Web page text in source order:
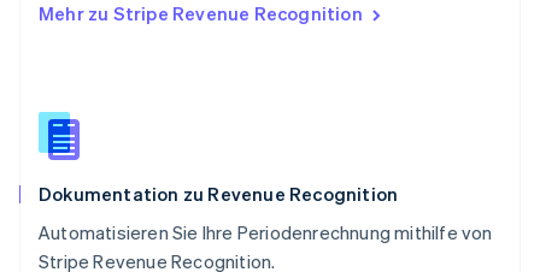
Mehr zu Stripe Revenue Recognition
Dokumentation zu Revenue Recognition
Automatisieren Sie Ihre Periodenrechnung mithilfe von
Stripe Revenue Recognition.
Slowenien
English
Spanien
Thailand
Tschechische Republik
English